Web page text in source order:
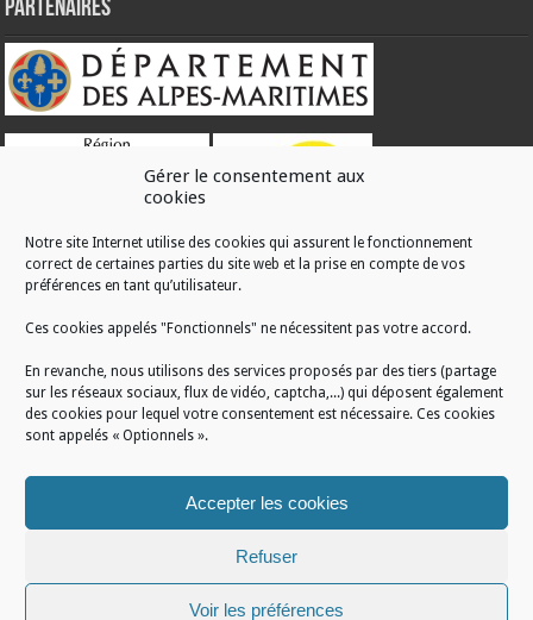
Gérer le consentement aux
cookies
Notre site Internet utilise des cookies qui assurent le fonctionnement
correct de certaines parties du site web et la prise en compte de vos
préférences en tant qu’utilisateur.
Ces cookies appelés "Fonctionnels" ne nécessitent pas votre accord.
En revanche, nous utilisons des services proposés par des tiers (partage
sur les réseaux sociaux, flux de vidéo, captcha,...) qui déposent également
des cookies pour lequel votre consentement est nécessaire. Ces cookies
sont appelés « Optionnels ».
Accepter les cookies
Refuser
Voir les préférences
Partenaires
RÉALISATION